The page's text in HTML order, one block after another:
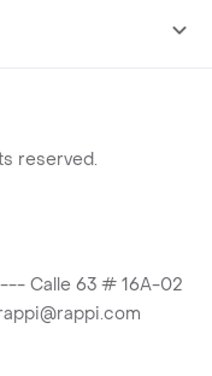
reserved.
Calle 63 # 16A-02